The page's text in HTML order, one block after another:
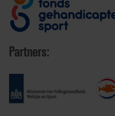
Partners: